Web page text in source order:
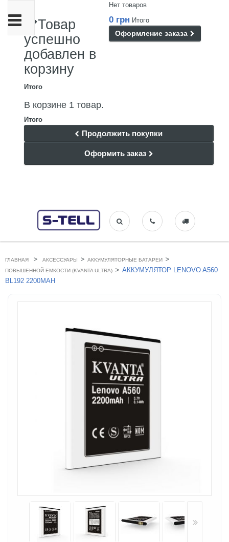
Нет товаров
0 грн Итого
Оформление заказа
Товар
успешно
добавлен в
корзину
Итого
В корзине 1 товар.
Итого
Продолжить покупки
Оформить заказ
Переключить
навигации
ГЛАВНАЯ > АКСЕССУАРЫ > АККУМУЛЯТОРНЫЕ БАТАРЕИ >
ПОВЫШЕННОЙ ЕМКОСТИ (KVANTA ULTRA) > АККУМУЛЯТОР LENOVO A560
BL192 2200MAH